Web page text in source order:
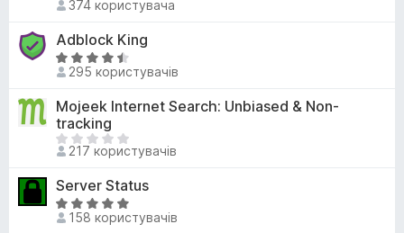
8
5
5
з
5
ц
н
к
4
,
5
5
374 користувача
Adblock King
О
ц
і
н
к
а
,
4
295 користувачів
Mojeek Internet Search: Unbiased & Non-
tracking
Щ
е
н
е
м
217 користувачів
Server Status
О
ц 158 користувачів